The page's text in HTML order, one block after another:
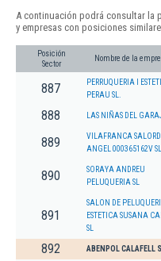
A continuación podrá consultar la
y empresas con posiciones
Posición
Sector
Nombre de la
887
PERRUQUERIA I
PERAU SL.
888 LAS NIÑAS DEL
889
VILAFRANCA SALORD
ANGEL 000365162V
890
SORAYA ANDREU
PELUQUERIA SL
891
SALON DE
ESTETICA SUSANA
SL
892 ABENPOL CALAFELL